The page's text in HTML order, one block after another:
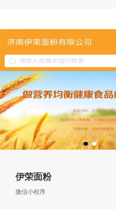
伊荣面粉
微信小程序